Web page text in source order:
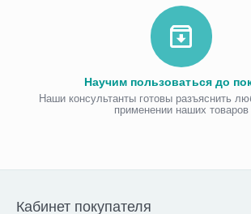
Научим пользоваться до
Наши консультанты готовы разъяснить
применении наших товаров
Кабинет покупателя